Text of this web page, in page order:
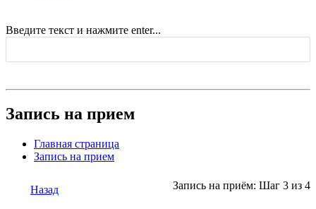
Введите текст и нажмите enter...
Запись на прием
Главная страница
Запись на прием
Назад Запись на приём: Шаг 3 из 4